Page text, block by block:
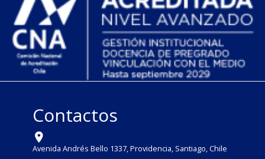
Contactos
Avenida Andrés Bello 1337, Providencia, Santiago, Chile